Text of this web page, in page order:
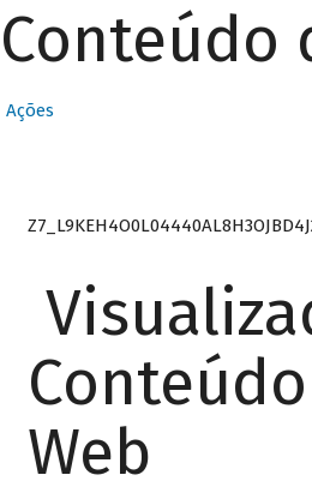
Conteúdo
Ações
Web